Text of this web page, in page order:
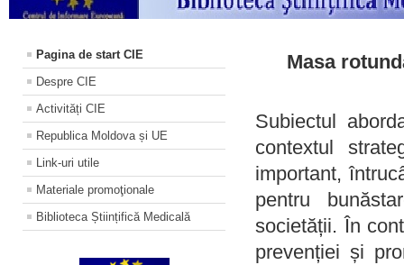
Pagina de start CIE
Despre CIE
Activități CIE
Republica Moldova și UE
Link-uri utile
Materiale promoţionale
Biblioteca Științifică Medicală
Masa
Subiectul
contextul
important,
pentru
societății. În
prevenției și